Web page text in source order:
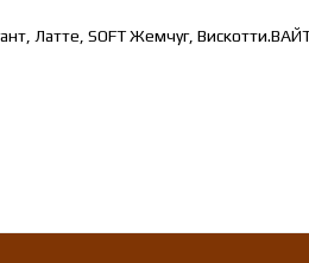
Латте, SOFT Жемчуг,